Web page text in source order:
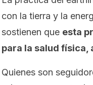
con la tierra y la
sostienen que esta
para la salud física,
Quienes son